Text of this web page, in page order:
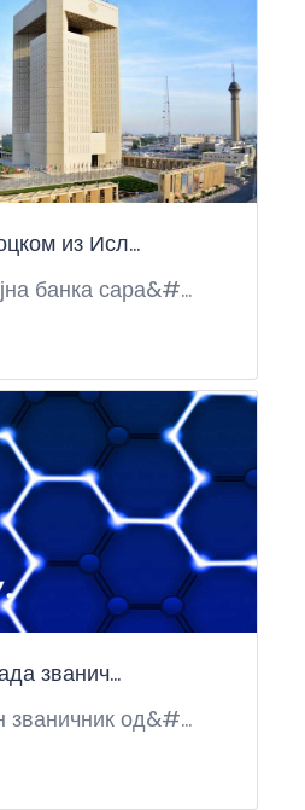
из Исл...
банка сара&#...
званич...
званичник од&#...